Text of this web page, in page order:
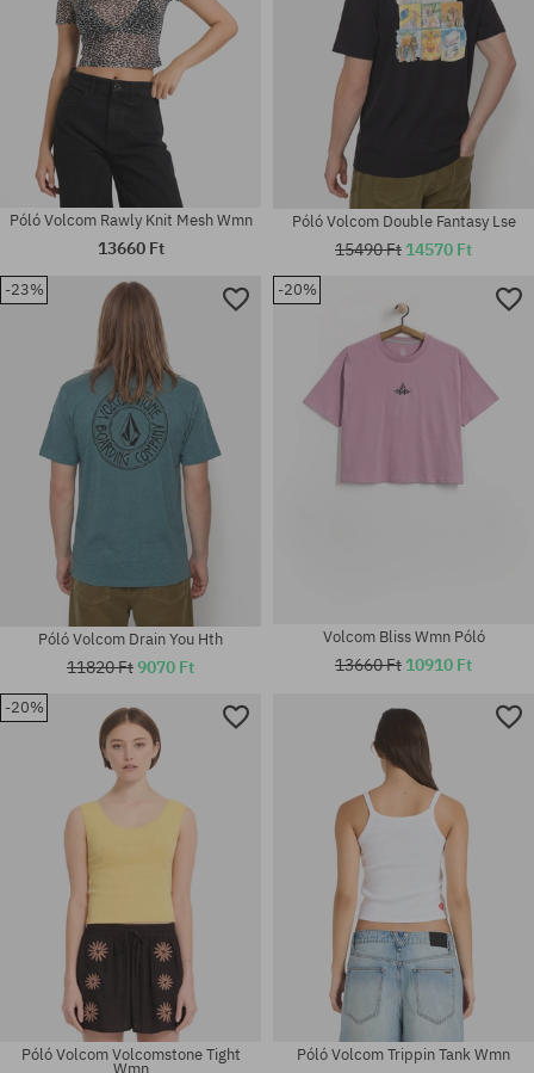
Elérhető méretek:
Elérhető méretek:
Elérhető méretek:
Póló Volcom Rawly Knit Mesh Wmn
13660 Ft
Elérhető méretek:
Póló Volcom Double Fantasy Lse
15490 Ft 14570 Ft
-23%
Póló Volcom Drain You Hth
11820 Ft9070 Ft
-20%
Volcom Bliss Wmn Póló
13660 Ft 10910 Ft
-20%
Póló Volcom Volcomstone Tight
Wmn
Póló Volcom Trippin Tank Wmn